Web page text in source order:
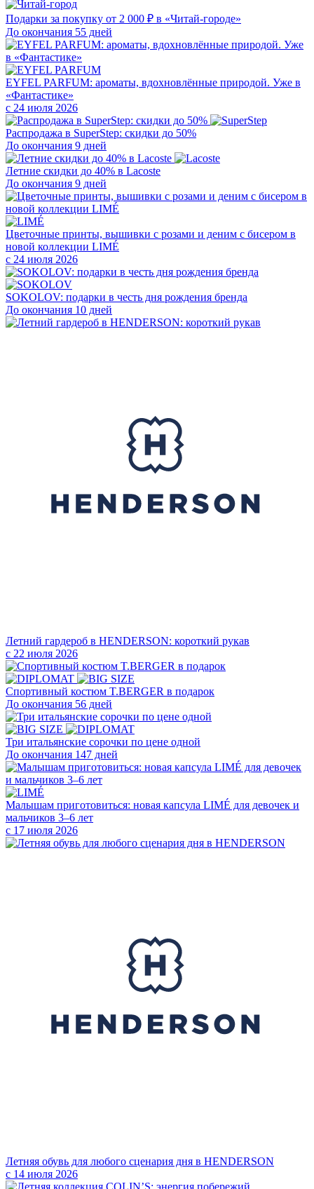
Подарки за покупку от 2 000 ₽ в «Читай-городе»
До окончания 55 дней
EYFEL PARFUM: ароматы, вдохновлённые природой. Уже в
«Фантастике»
с 24 июля 2026
Распродажа в SuperStep: скидки до 50%
До окончания 9 дней
Летние скидки до 40% в Lacoste
До окончания 9 дней
Цветочные принты, вышивки с розами и деним с бисером в
новой коллекции LIMÉ
с 24 июля 2026
SOKOLOV: подарки в честь дня рождения бренда
До окончания 10 дней
Летний гардероб в HENDERSON: короткий рукав
с 22 июля 2026
Cпортивный костюм T.BERGER в подарок
До окончания 56 дней
Три итальянские сорочки по цене одной
До окончания 147 дней
Малышам приготовиться: новая капсула LIMÉ для девочек и
мальчиков 3–6 лет
с 17 июля 2026
Летняя обувь для любого сценария дня в HENDERSON
с 14 июля 2026